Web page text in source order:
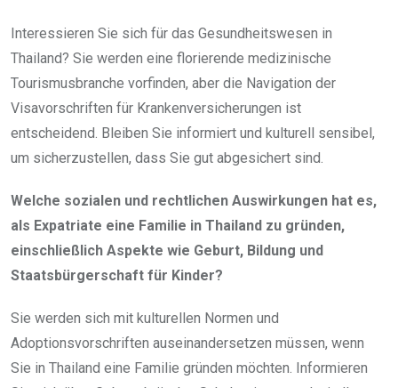
Interessieren Sie sich für das Gesundheitswesen in
Thailand? Sie werden eine florierende medizinische
Tourismusbranche vorfinden, aber die Navigation der
Visavorschriften für Krankenversicherungen ist
entscheidend. Bleiben Sie informiert und kulturell sensibel,
um sicherzustellen, dass Sie gut abgesichert sind.
Welche sozialen und rechtlichen Auswirkungen hat es,
als Expatriate eine Familie in Thailand zu gründen,
einschließlich Aspekte wie Geburt, Bildung und
Staatsbürgerschaft für Kinder?
Sie werden sich mit kulturellen Normen und
Adoptionsvorschriften auseinandersetzen müssen, wenn
Sie in Thailand eine Familie gründen möchten. Informieren